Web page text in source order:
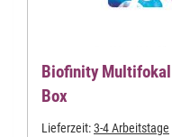
Biofinity
Box
Lieferzeit:3-4 Arbeitstage